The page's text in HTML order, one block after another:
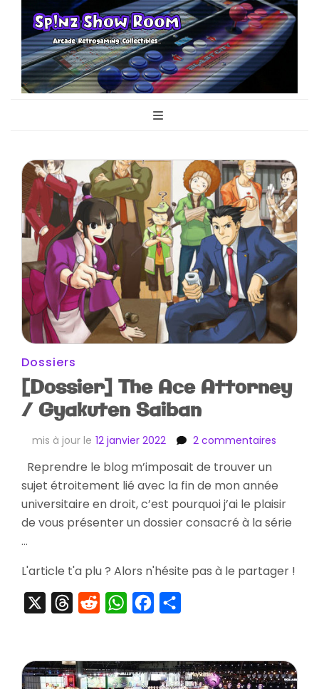
Sp!nz Show
Room
Dossiers
[Dossier] The Ace Attorney
/ Gyakuten Saiban
mis à jour le 12 janvier 2022 2 commentaires
Ace
Attorney
Reprendre le blog m’imposait de trouver un
sujet étroitement lié avec la fin de mon année
universitaire en droit, c’est pourquoi j’ai le plaisir
de vous présenter un dossier consacré à la série
…
L'article t'a plu ? Alors n'hésite pas à le partager !
ThreadsRedditWhatsAppFacebook